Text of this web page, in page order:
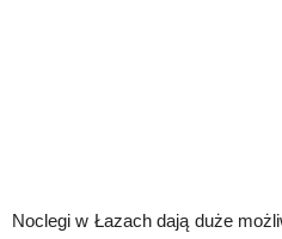
Noclegi w Łazach dają duże